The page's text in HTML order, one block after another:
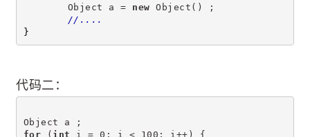
	Object a =
new Object() ;
//....
}
代码二：
Object a ;
for ( int i = 0; i < 100; i++) {